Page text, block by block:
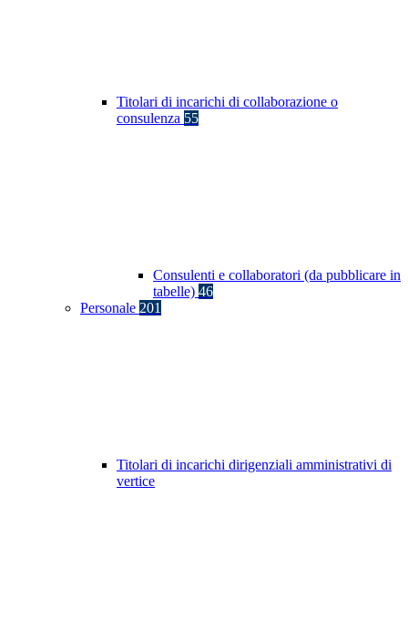
Titolari di incarichi di collaborazione o
consulenza 55
Consulenti e collaboratori (da pubblicare in
tabelle) 46
Personale 201
Titolari di incarichi dirigenziali amministrativi di
vertice